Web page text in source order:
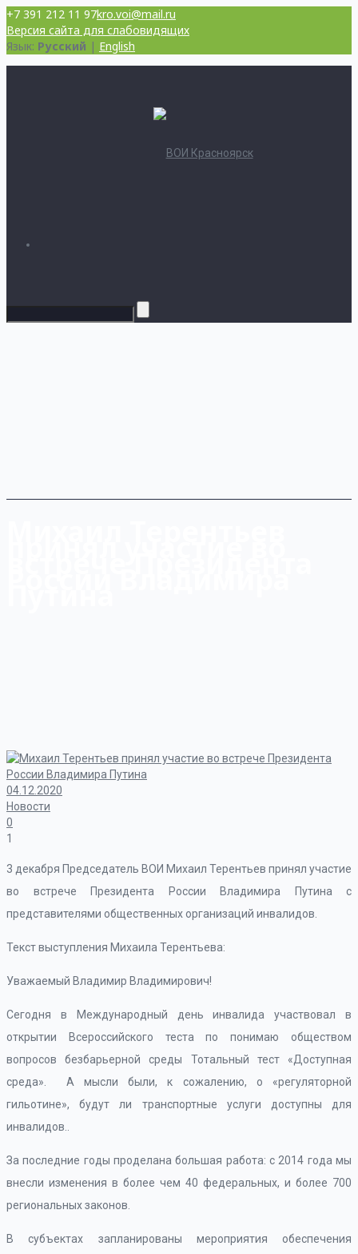
+7 391 212 11 97kro.voi@mail.ru
Версия сайта для слабовидящих
Язык: Русский | English
04.12.2020
Новости
0
1
3 декабря Председатель ВОИ Михаил Терентьев принял участие
во встрече Президента России Владимира Путина с
представителями общественных организаций инвалидов.
Текст выступления Михаила Терентьева:
Уважаемый Владимир Владимирович!
Сегодня в Международный день инвалида участвовал в
открытии Всероссийского теста по понимаю обществом
вопросов безбарьерной среды Тотальный тест «Доступная
среда». А мысли были, к сожалению, о «регуляторной
гильотине», будут ли транспортные услуги доступны для
инвалидов..
За последние годы проделана большая работа: с 2014 года мы
внесли изменения в более чем 40 федеральных, и более 700
региональных законов.
В субъектах запланированы мероприятия обеспечения